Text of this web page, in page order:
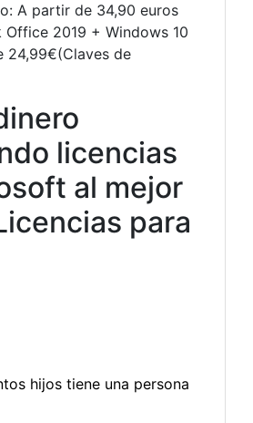
A partir de 34,90 euros
Office 2019 + Windows 10
24,99€(Claves de
licencias
al mejor
para